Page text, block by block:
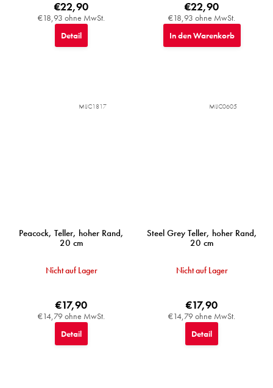
€18,93 ohne MwSt.
€22,90
Detail
€18,93 ohne MwSt.
€22,90
In den Warenkorb
Peacock, Teller, hoher Rand,
20 cm
Nicht auf Lager
€14,79 ohne MwSt.
€17,90
Detail
MIJC1817
Steel Grey Teller, hoher Rand,
20 cm
Nicht auf Lager
€14,79 ohne MwSt.
€17,90
Detail
MIJC0605